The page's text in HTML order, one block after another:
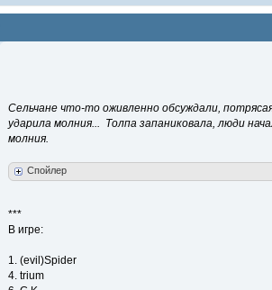
Сельчане что-то оживленно обсуждали,
ударила молния... Толпа запаниковала, люди
молния.
Спойлер
***
В игре:
1. (evil)Spider
4. trium